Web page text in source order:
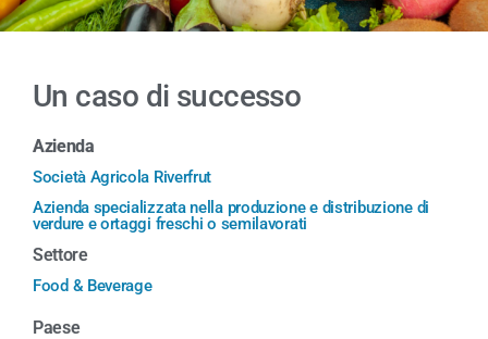
Un caso di successo
Azienda
Società Agricola Riverfrut
Azienda specializzata nella produzione e distribuzione di
verdure e ortaggi freschi o semilavorati
Settore
Food & Beverage
Paese